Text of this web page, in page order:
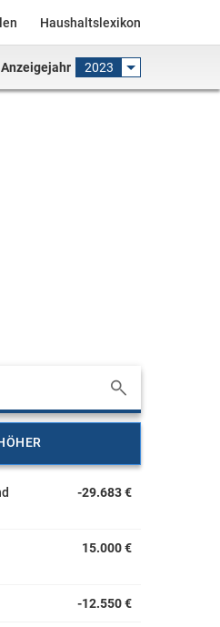
Haushaltslexikon
Anzeigejahr 2023
-29.683 €
15.000 €
-12.550 €